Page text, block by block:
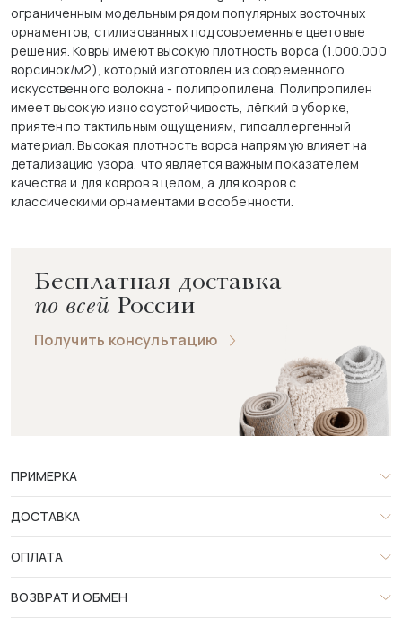
ограниченным модельным рядом популярных восточных
орнаментов, стилизованных под современные цветовые
решения. Ковры имеют высокую плотность ворса (1.000.000
ворсинок/м2), который изготовлен из современного
искусственного волокна - полипропилена. Полипропилен
имеет высокую износоустойчивость, лёгкий в уборке,
приятен по тактильным ощущениям, гипоаллергенный
материал. Высокая плотность ворса напрямую влияет на
детализацию узора, что является важным показателем
качества и для ковров в целом, а для ковров с
классическими орнаментами в особенности.
Бесплатная доставка
по всей России
Получить консультацию
ПРИМЕРКА
ДОСТАВКА
ОПЛАТА
ВОЗВРАТ И ОБМЕН